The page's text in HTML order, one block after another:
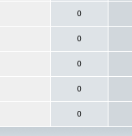
0
0
0
0
0